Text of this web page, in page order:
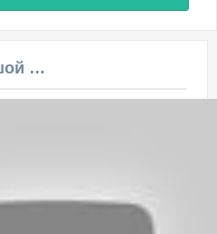
Полезный небольшой видеоурок по этой теме